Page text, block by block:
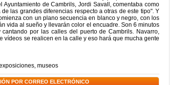
de Cambrils, Jordi Savall, comentaba como
las grandes diferencias respecto a otras de este tipo". Y
con un plano secuencia en blanco y negro, con los
vida al sueño y llevarán color el encuadre. Son 6 minutos
por las calles del puerto de Cambrils. Navarro,
vídeos se realicen en la calle y eso hará que mucha gente
, museos
POR CORREO ELECTRÓNICO